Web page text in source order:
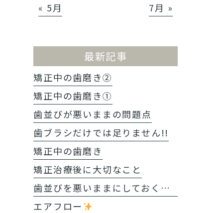
« 5月 7月 »
最新記事
矯正中の歯磨き②
矯正中の歯磨き①
歯並びが悪いままの問題点
歯ブラシだけでは足りません!!
矯正中の歯磨き
矯正治療後に大切なこと
歯並びを悪いままにしておくと?!
エアフロー